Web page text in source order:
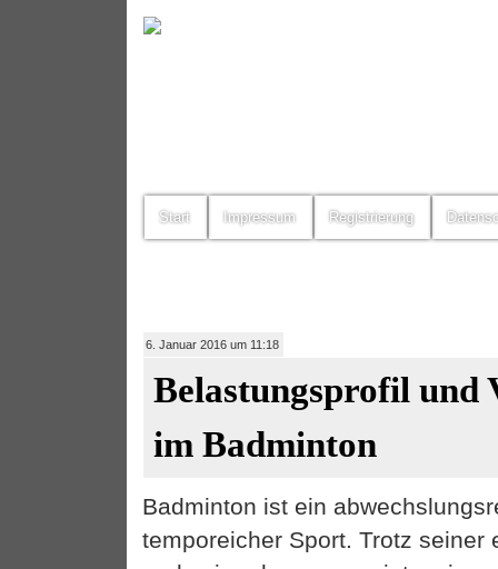
Start Impressum Registrierung
6. Januar 2016 um 11:18
Belastungsprofil und
im Badminton
Badminton ist ein
temporeicher Sport. Trotz seiner